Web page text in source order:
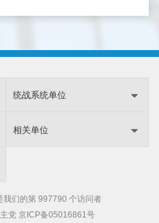
统战系统单位
相关单位
我们的第 997790 个访问者
党 京ICP备05016861号